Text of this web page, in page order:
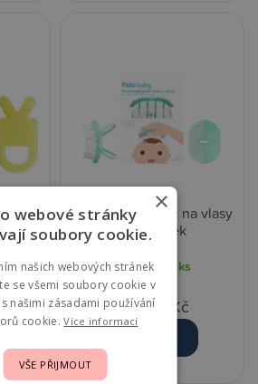
Fridababy Kartáč na vlasy
& hřebínek
Skladem 4 ks
350,00 Kč
×
webové stránky
soubory cookie.
našich webových stránek
se všemi soubory cookie v
našimi zásadami používání
cookie.Více informací
VŠE PŘIJMOUT